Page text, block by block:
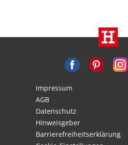
Impressum
AGB
Datenschutz
Hinweisgeber
Barrierefreiheitserklärung